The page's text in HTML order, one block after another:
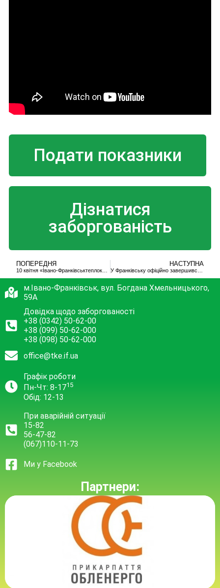
Подати показники
Дізнатися
заборгованість
ПОПЕРЕДНЯ НАСТУПНА
м.Івано-Франківськ, вул. Богдана Хмельницького,
59А
Довідка щодо заборгованості
+38 (0342) 50-62-00
+38 (099) 50-62-000
+38 (098) 50-62-000
office@tke.if.ua
Графік роботи
Пн-Чт: 8-1715
Обід: 12-13
При аварійній ситуації
15-82
56-47-82
(067)110-11-73
Ми у Facebook
Партнери: